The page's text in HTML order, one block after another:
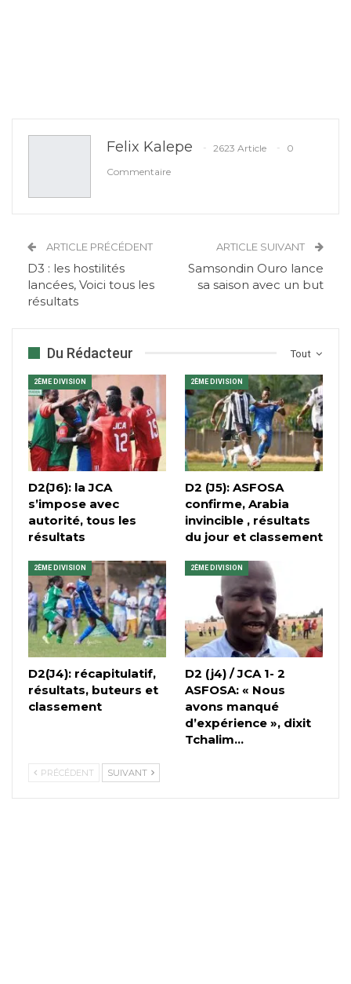
Felix Kalepe 2623 Article
0
Commentaire
ARTICLE PRÉCÉDENT
D3 : les hostilités
lancées, Voici tous les
résultats
ARTICLE SUIVANT
Samsondin Ouro lance
sa saison avec un but
Tout
Du Rédacteur
2ÈME DIVISION
D2(J6): la JCA
s’impose avec
autorité, tous les
résultats
2ÈME DIVISION
D2 (J5): ASFOSA
confirme, Arabia
invincible , résultats
du jour et classement
2ÈME DIVISION
D2(J4): récapitulatif,
résultats, buteurs et
classement
2ÈME DIVISION
D2 (j4) / JCA 1- 2
ASFOSA: « Nous
avons manqué
d’expérience », dixit
Tchalim…
PRÉCÉDENT SUIVANT